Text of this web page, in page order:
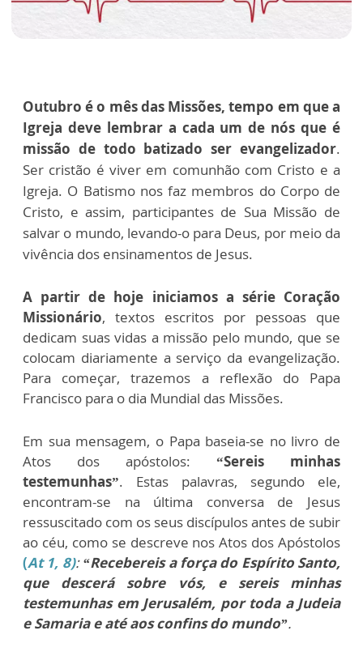
Outubro é o mês das Missões, tempo em que a
Igreja deve lembrar a cada um de nós que é
missão de todo batizado ser evangelizador.
Ser cristão é viver em comunhão com Cristo e a
Igreja. O Batismo nos faz membros do Corpo de
Cristo, e assim, participantes de Sua Missão de
salvar o mundo, levando-o para Deus, por meio da
vivência dos ensinamentos de Jesus.
A partir de hoje iniciamos a série Coração
Missionário, textos escritos por pessoas que
dedicam suas vidas a missão pelo mundo, que se
colocam diariamente a serviço da evangelização.
Para começar, trazemos a reflexão do Papa
Francisco para o dia Mundial das Missões.
Em sua mensagem, o Papa baseia-se no livro de
Atos dos apóstolos: “Sereis minhas
testemunhas”. Estas palavras, segundo ele,
encontram-se na última conversa de Jesus
ressuscitado com os seus discípulos antes de subir
ao céu, como se descreve nos Atos dos Apóstolos
(At 1, 8):“Recebereis a força do Espírito Santo,
que descerá sobre vós, e sereis minhas
testemunhas em Jerusalém, por toda a Judeia
e Samaria e até aos confins do mundo”.